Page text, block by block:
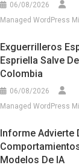
06/08/2026
Managed WordPress
Exguerrilleros
Espriella Salve
Colombia
06/08/2026
Managed WordPress
Informe Advierte
Modelos De IA